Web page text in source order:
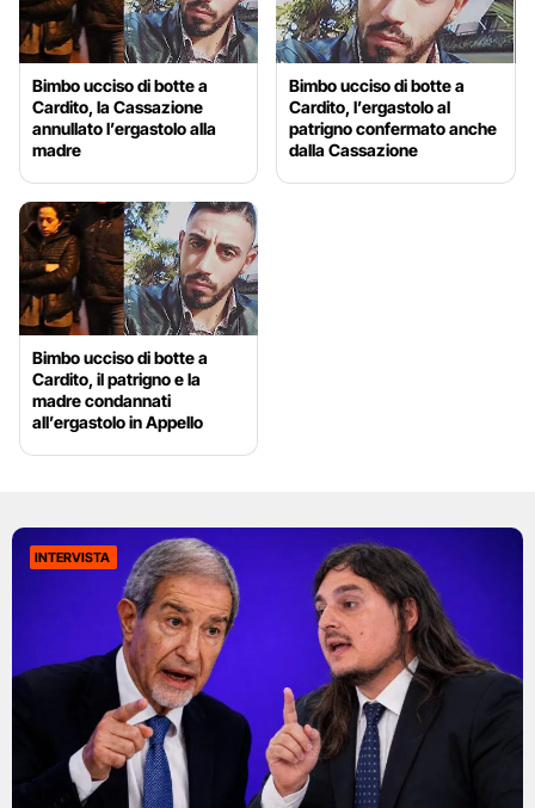
Bimbo ucciso di botte a
Cardito, la Cassazione
annullato l’ergastolo alla
madre
Bimbo ucciso di botte a
Cardito, l’ergastolo al
patrigno confermato anche
dalla Cassazione
Bimbo ucciso di botte a
Cardito, il patrigno e la
madre condannati
all’ergastolo in Appello
INTERVISTA